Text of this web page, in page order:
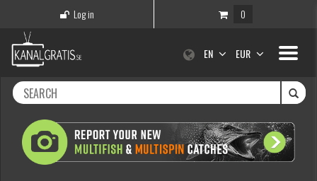
Log in 0
Toggle
EN EUR